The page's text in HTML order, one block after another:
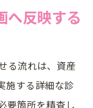
へ反映する
る流れは、資産
施する詳細な診
要箇所を精査し